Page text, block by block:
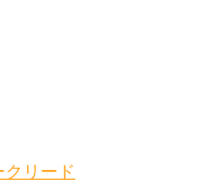
リード